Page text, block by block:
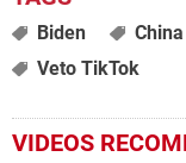
Biden China
Veto TikTok
VIDEOS